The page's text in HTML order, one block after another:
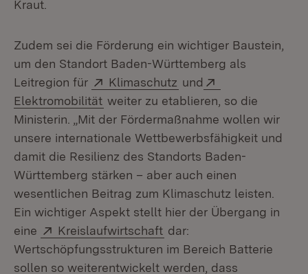
Kraut.
Zudem sei die Förderung ein wichtiger Baustein,
um den Standort Baden-Württemberg als
Leitregion für
Extern:
Klimaschutz (Öffnet in neuem
und
Elektromobilität (Öffnet in neuem Fenster)
weiter zu etablieren, so die
Ministerin. „Mit der Fördermaßnahme wollen wir
unsere internationale Wettbewerbsfähigkeit und
damit die Resilienz des Standorts Baden-
Württemberg stärken – aber auch einen
wesentlichen Beitrag zum Klimaschutz leisten.
Ein wichtiger Aspekt stellt hier der Übergang in
eine
Extern:
Kreislaufwirtschaft (Öffnet in neuem Fenster)
dar:
Wertschöpfungsstrukturen im Bereich Batterie
sollen so weiterentwickelt werden, dass